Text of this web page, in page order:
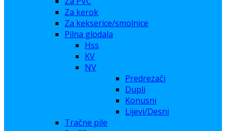
Za kerok
Za kekserice/smolnice
Pilna glodala
Hss
KV
NV
Predrezači
Dupli
Konusni
Lijevi/Desni
Tračne pile